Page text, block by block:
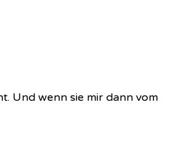
Und wenn sie mir dann vom